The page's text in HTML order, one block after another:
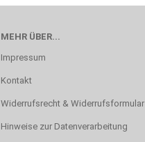
MEHR ÜBER...
Impressum
Kontakt
Widerrufsrecht & Widerrufsformular
Hinweise zur Datenverarbeitung